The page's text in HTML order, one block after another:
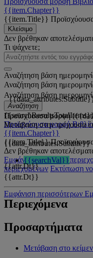
{{item.Chapter}}
{{item.Title}}
Κλείσιμο
Δεν βρέθηκαν
Τι ψάχνετε;
Αναζήτηση βάση
Αναζήτηση βάση
Αναζήτηση βάση
Αναζήτηση
Προϊσχύουσα μορφή
{{item.Chapter}}
{{item.Title}}
Δεν βρέθηκαν
Εμφάνιση όλων των
περιεχομένων Εκτύπωση
Προϊσχύουσα μορφή
Μετάβαση στην τρέχουσα
{{data_attributes.Subtitle}}
{{searchVal}}
{{attr.Dt}}
Εμφάνιση περισσότερων
{{attr.Dt}}
Περιεχόμενα
Προσαρτήματα
Μετάβαση στο